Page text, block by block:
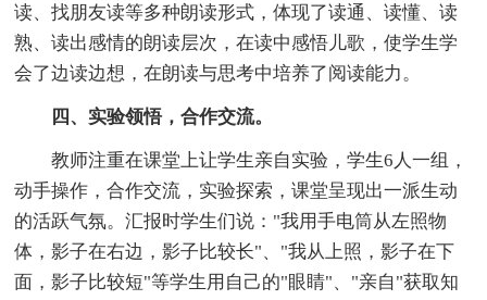
读、找朋友读等多种朗读形式，体现了读通、读懂、读
熟、读出感情的朗读层次，在读中感悟儿歌，使学生学
会了边读边想，在朗读与思考中培养了阅读能力。
四、实验领悟，合作交流。
教师注重在课堂上让学生亲自实验，学生6人一组，
动手操作，合作交流，实验探索，课堂呈现出一派生动
的活跃气氛。汇报时学生们说："我用手电筒从左照物
体，影子在右边，影子比较长"、"我从上照，影子在下
面，影子比较短"等学生用自己的"眼睛"、"亲自"获取知